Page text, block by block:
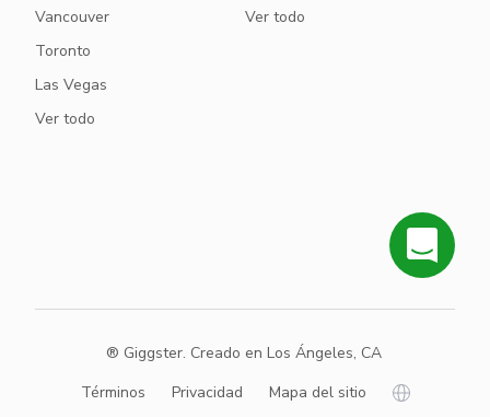
Vancouver
Toronto
Las Vegas
Ver todo
Ver todo
® Giggster. Creado en Los Ángeles, CA
Términos
Privacidad Mapa del sitio